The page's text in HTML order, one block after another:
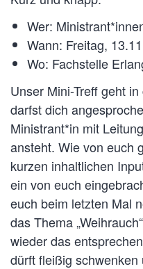
Wer:
Wann: Freitag,
Wo: Fachstelle
Unser Mini-Treff geht
darfst dich
Ministrant*in mit
ansteht. Wie von euch
kurzen inhaltlichen
ein von euch
euch beim letzten Mal
das Thema
wieder das
dürft fleißig schwenken